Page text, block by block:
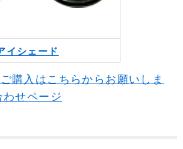
イシェード
購入はこちらからお願いしま
せページ